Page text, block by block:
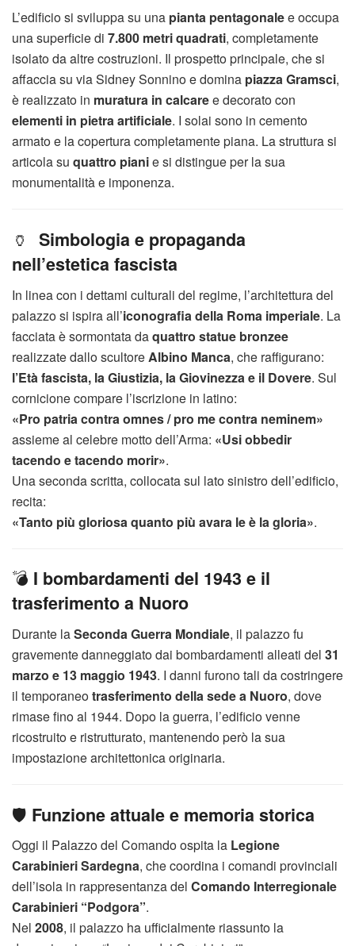
L’edificio si sviluppa su una pianta pentagonalee occupa
una superficie di 7.800 metri quadrati, completamente
isolato da altre costruzioni. Il prospetto principale, che si
affaccia su via Sidney Sonnino e domina piazza Gramsci,
è realizzato in muratura in calcaree decorato con
elementi in pietra artificiale. I solai sono in cemento
armato e la copertura completamente piana. La struttura si
articola su quattro pianie si distingue per la sua
monumentalità e imponenza.
🏺
Simbologia e propaganda
nell’estetica fascista
In linea con i dettami culturali del regime, l’architettura del
palazzo si ispira all’iconografia della Roma imperiale. La
facciata è sormontata daquattro statue bronzee
realizzate dallo scultoreAlbino Manca, che raffigurano:
l’Età fascista, la Giustizia, la Giovinezza e il Dovere. Sul
cornicione compare l’iscrizione in latino:
«Pro patria contra omnes / pro me contra neminem»
assieme al celebre motto dell’Arma: «Usi obbedir
tacendo e tacendo morir».
Una seconda scritta, collocata sul lato sinistro dell’edificio,
recita:
«Tanto più gloriosa quanto più avara le è la gloria».
💣 I bombardamenti del 1943 e il
trasferimento a Nuoro
Durante laSeconda Guerra Mondiale, il palazzo fu
gravemente danneggiato dai bombardamenti alleati del 31
marzo e 13 maggio 1943. I danni furono tali da costringere
il temporaneotrasferimento della sede a Nuoro, dove
rimase fino al 1944. Dopo la guerra, l’edificio venne
ricostruito e ristrutturato, mantenendo però la sua
impostazione architettonica originaria.
🛡️ Funzione attuale e memoria storica
Oggi il Palazzo del Comando ospita la Legione
Carabinieri Sardegna, che coordina i comandi provinciali
dell’isola in rappresentanza del Comando Interregionale
Carabinieri “Podgora”.
Nel 2008, il palazzo ha ufficialmente riassunto la